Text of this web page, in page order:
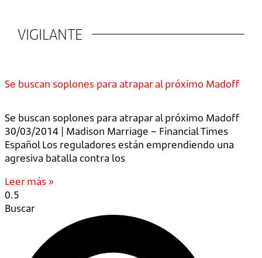
VIGILANTE
Se buscan soplones para atrapar al próximo Madoff
Se buscan soplones para atrapar al próximo Madoff
30/03/2014 | Madison Marriage – Financial Times
Español Los reguladores están emprendiendo una
agresiva batalla contra los
Leer más »
Buscar